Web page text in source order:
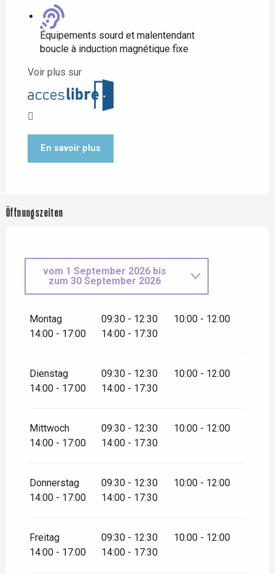
Équipements sourd et malentendant
boucle à induction magnétique fixe
Voir plus sur
En savoir plus
Öffnungszeiten
vom 1 September 2026 bis
zum 30 September 2026
zum
31 Dezember 2026
Montag 09:30 - 12:30
10:00 - 12:00
14:00 - 17:00
14:00 - 17:30
Dienstag 09:30 - 12:30
10:00 - 12:00
14:00 - 17:00
14:00 - 17:30
Mittwoch 09:30 - 12:30
10:00 - 12:00
14:00 - 17:00
14:00 - 17:30
Donnerstag 09:30 - 12:30
10:00 - 12:00
14:00 - 17:00
14:00 - 17:30
Freitag 09:30 - 12:30
10:00 - 12:00
14:00 - 17:00
14:00 - 17:30